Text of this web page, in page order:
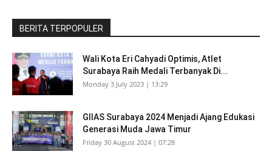
BERITA TERPOPULER
Wali Kota Eri Cahyadi Optimis, Atlet
Surabaya Raih Medali Terbanyak Di...
Monday 3 July 2023 | 13:29
GIIAS Surabaya 2024 Menjadi Ajang Edukasi
Generasi Muda Jawa Timur
Friday 30 August 2024 | 07:28